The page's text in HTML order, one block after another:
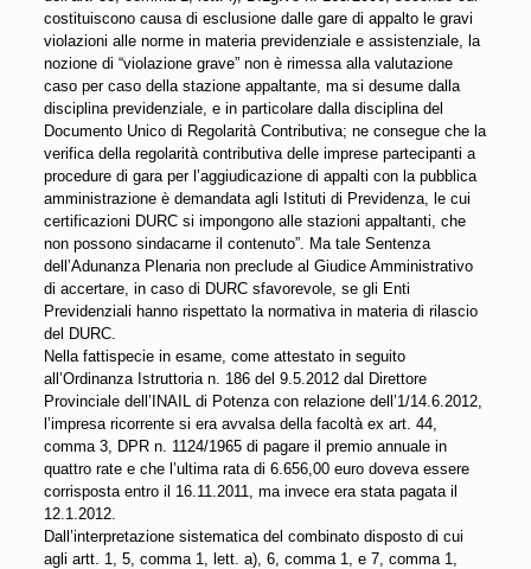
costituiscono causa di esclusione dalle gare di appalto le gravi
violazioni alle norme in materia previdenziale e assistenziale, la
nozione di “violazione grave” non è rimessa alla valutazione
caso per caso della stazione appaltante, ma si desume dalla
disciplina previdenziale, e in particolare dalla disciplina del
Documento Unico di Regolarità Contributiva; ne consegue che la
verifica della regolarità contributiva delle imprese partecipanti a
procedure di gara per l’aggiudicazione di appalti con la pubblica
amministrazione è demandata agli Istituti di Previdenza, le cui
certificazioni DURC si impongono alle stazioni appaltanti, che
non possono sindacarne il contenuto”. Ma tale Sentenza
dell’Adunanza Plenaria non preclude al Giudice Amministrativo
di accertare, in caso di DURC sfavorevole, se gli Enti
Previdenziali hanno rispettato la normativa in materia di rilascio
del DURC.
Nella fattispecie in esame, come attestato in seguito
all’Ordinanza Istruttoria n. 186 del 9.5.2012 dal Direttore
Provinciale dell’INAIL di Potenza con relazione dell’1/14.6.2012,
l’impresa ricorrente si era avvalsa della facoltà ex art. 44,
comma 3, DPR n. 1124/1965 di pagare il premio annuale in
quattro rate e che l’ultima rata di 6.656,00 euro doveva essere
corrisposta entro il 16.11.2011, ma invece era stata pagata il
12.1.2012.
Dall’interpretazione sistematica del combinato disposto di cui
agli artt. 1, 5, comma 1, lett. a), 6, comma 1, e 7, comma 1,